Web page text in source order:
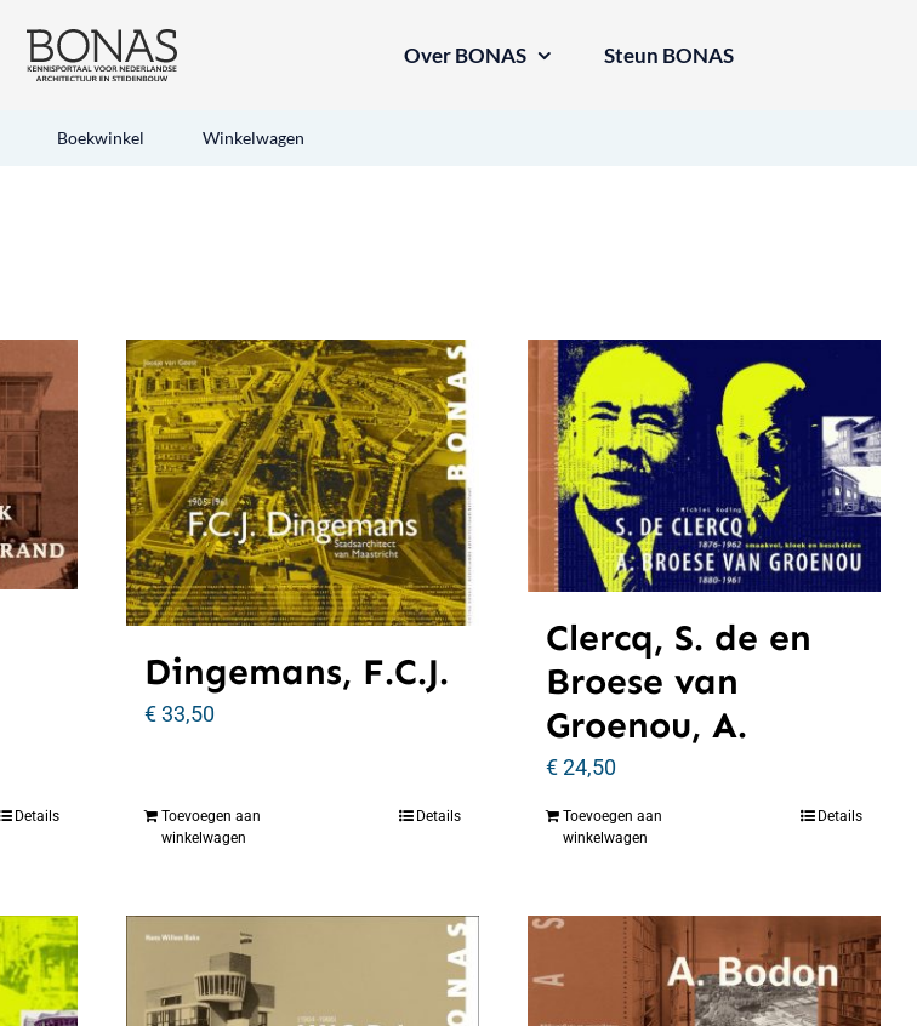
Over BONAS Steun BONAS
Boekwinkel Winkelwagen
Details
Dingemans, F.C.J.
€33,50
Toevoegen aan
winkelwagen
Details
Clercq, S. de en
Broese van
Groenou, A.
€24,50
Toevoegen aan
winkelwagen
Details